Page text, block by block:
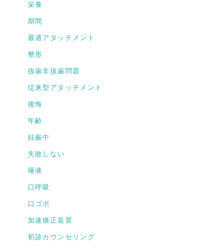
栄養
期間
最適アタッチメント
整形
抜歯非抜歯問題
従来型アタッチメント
後悔
年齢
妊娠中
失敗しない
唾液
口呼吸
口ゴボ
加速矯正装置
初診カウンセリング